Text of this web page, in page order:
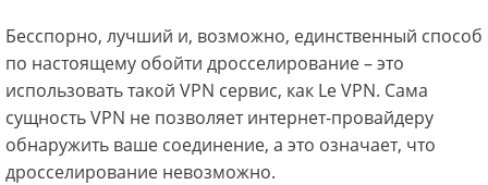
Бесспорно, лучший и, возможно, единственный способ
по настоящему обойти дросселирование – это
использовать такой VPN сервис, как Le VPN. Сама
сущность VPN не позволяет интернет-провайдеру
обнаружить ваше соединение, а это означает, что
дросселирование невозможно.